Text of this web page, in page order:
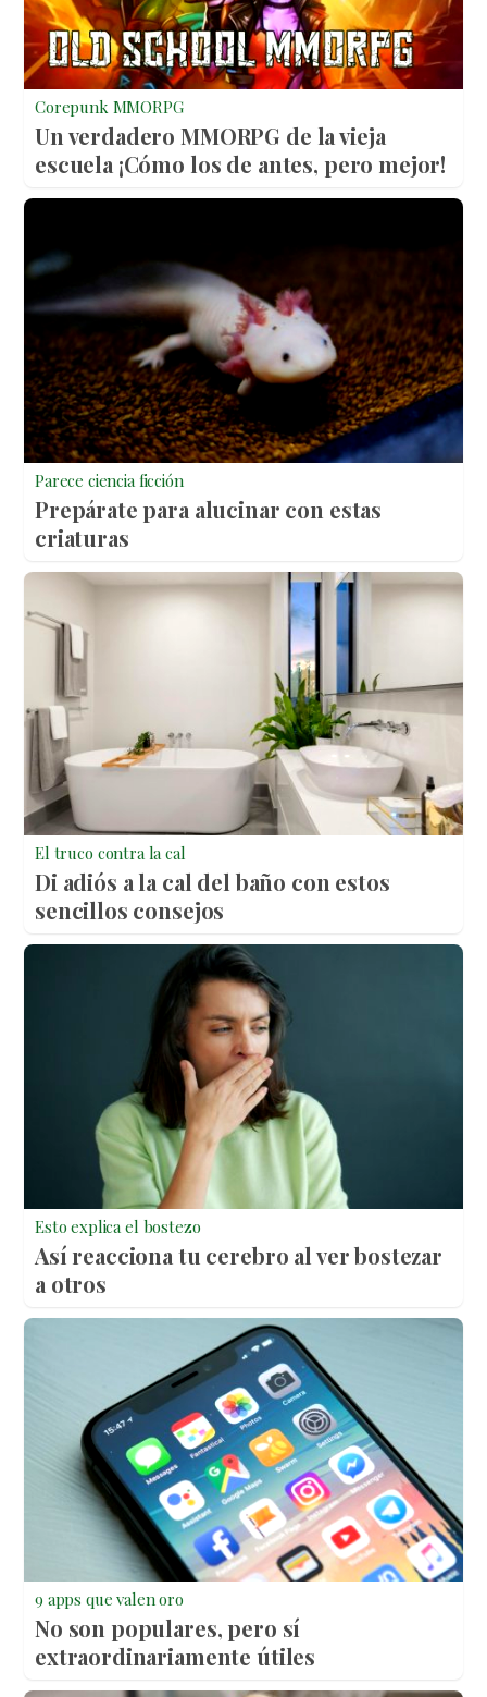
Corepunk MMORPG
Un verdadero MMORPG de la vieja
escuela ¡Cómo los de antes, pero mejor!
Parece ciencia ficción
Prepárate para alucinar con estas
criaturas
El truco contra la cal
Di adiós a la cal del baño con estos
sencillos consejos
Esto explica el bostezo
Así reacciona tu cerebro al ver bostezar
a otros
9 apps que valen oro
No son populares, pero sí
extraordinariamente útiles